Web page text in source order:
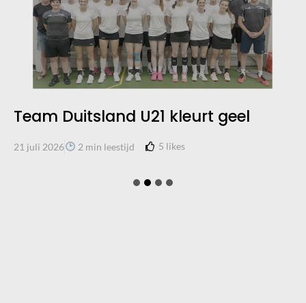
Team Duitsland U21 kleurt geel
21 juli 2026 2 min leestijd 5 likes